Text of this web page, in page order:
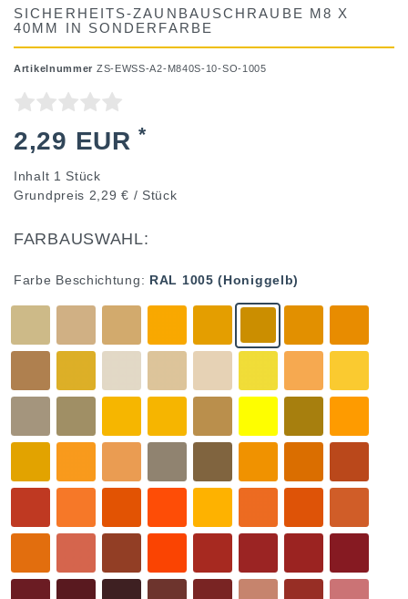
SICHERHEITS-ZAUNBAUSCHRAUBE M8 X
40MM IN SONDERFARBE
Artikelnummer ZS-EWSS-A2-M840S-10-SO-1005
2,29 EUR*
Inhalt 1 Stück
Grundpreis 2,29 € / Stück
FARBAUSWAHL:
Farbe Beschichtung: RAL 1005 (Honiggelb)